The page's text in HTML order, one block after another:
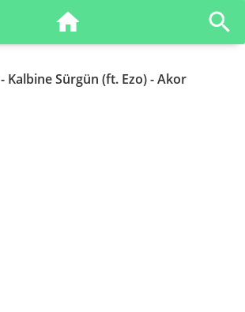
- Kalbine Sürgün (ft. Ezo) - Akor